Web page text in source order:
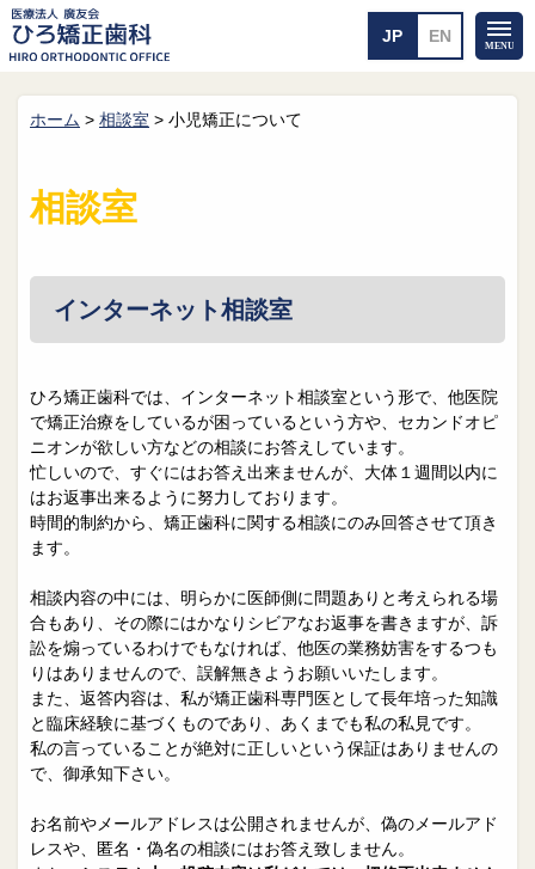
ホーム
院長紹介
メール送信 相談室
皆さんの声 求人
院長日誌 治療相談
スタッフブログ サイトマップ
0263-54-6622
MAILはこちら
ホーム > 相談室 > 小児矯正について
相談室
インターネット相談室
ひろ矯正歯科では、インターネット相談室という形で、他医院
で矯正治療をしているが困っているという方や、セカンドオピ
ニオンが欲しい方などの相談にお答えしています。
忙しいので、すぐにはお答え出来ませんが、大体１週間以内に
はお返事出来るように努力しております。
時間的制約から、矯正歯科に関する相談にのみ回答させて頂き
ます。
相談内容の中には、明らかに医師側に問題ありと考えられる場
合もあり、その際にはかなりシビアなお返事を書きますが、訴
訟を煽っているわけでもなければ、他医の業務妨害をするつも
りはありませんので、誤解無きようお願いいたします。
また、返答内容は、私が矯正歯科専門医として長年培った知識
と臨床経験に基づくものであり、あくまでも私の私見です。
私の言っていることが絶対に正しいという保証はありませんの
で、御承知下さい。
お名前やメールアドレスは公開されませんが、偽のメールアド
レスや、匿名・偽名の相談にはお答え致しません。